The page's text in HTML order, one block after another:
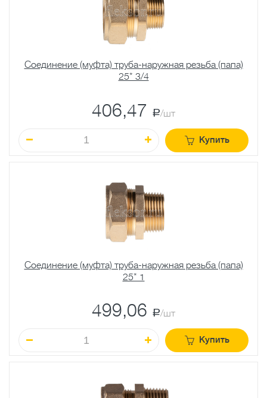
Соединение (муфта) труба-наружная резьба (папа)
25* 3/4
406,47 a/шт
Купить
Соединение (муфта) труба-наружная резьба (папа)
25* 1
499,06 a/шт
Купить